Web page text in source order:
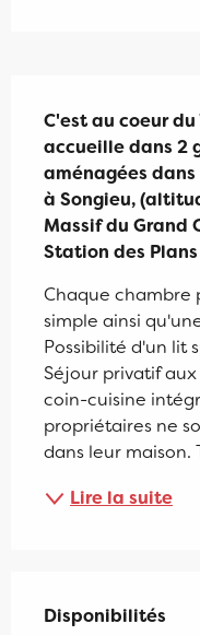
C'est au coeur
accueille dans 2
aménagées
à Songieu,
Massif du Grand
Station des
Chaque chambre
simple ainsi
Possibilité d'un lit
Séjour privatif
coin-cuisine
propriétaires ne
dans leur maison.
Lire la suite
Disponibilités
Disponibilités